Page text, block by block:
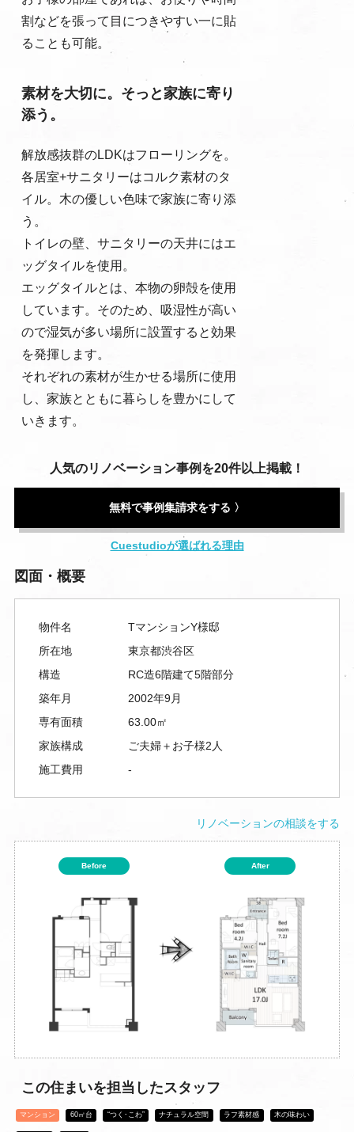
割などを張って目につきやすい一に貼
ることも可能。
素材を大切に。そっと家族に寄り
添う。
解放感抜群のLDKはフローリングを。
各居室+サニタリーはコルク素材のタ
イル。木の優しい色味で家族に寄り添
う。
トイレの壁、サニタリーの天井にはエ
ッグタイルを使用。
エッグタイルとは、本物の卵殻を使用
しています。そのため、吸湿性が高い
ので湿気が多い場所に設置すると効果
を発揮します。
それぞれの素材が生かせる場所に使用
し、家族とともに暮らしを豊かにして
いきます。
人気のリノベーション事例を20件以上掲載！
無料で事例集請求をする 〉
Cuestudioが選ばれる理由
図面・概要
物件名
TマンションY様邸
所在地
東京都渋谷区
構造
RC造6階建て5階部分
築年月
2002年9月
専有面積
63.00㎡
家族構成
ご夫婦＋お子様2人
施工費用
-
リノベーションの相談をする
Before After
この住まいを担当したスタッフ
マンション 60㎡台 “つく･こわ” ナチュラル空間 ラフ素材感 木の味わい